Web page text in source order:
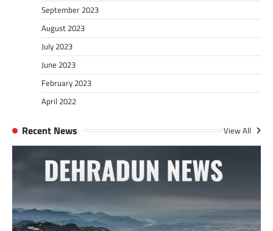
September 2023
August 2023
July 2023
June 2023
February 2023
April 2022
Recent News View All